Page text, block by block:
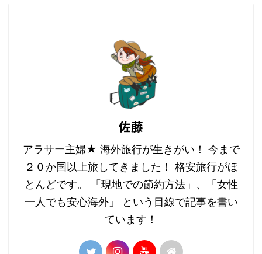
佐藤
アラサー主婦★ 海外旅行が生きがい！ 今まで
２０か国以上旅してきました！ 格安旅行がほ
とんどです。 「現地での節約方法」、「女性
一人でも安心海外」 という目線で記事を書い
ています！